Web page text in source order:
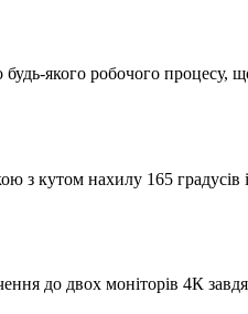
якого робочого
з кутом нахилу 165
до двох моніторів 4К